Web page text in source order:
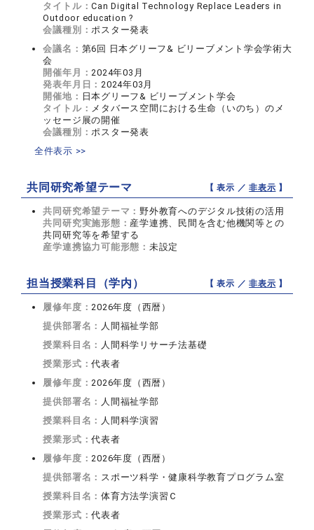
タイトル：Can Digital Technology Replace Leaders in
Outdoor education ?
会議種別：ポスター発表
会議名： 第6回 日本グリーフ& ビリーブメント学会学術大
会
開催年月：2024年03月
発表年月日：2024年03月
開催地： 日本グリーフ& ビリーブメント学会
タイトル： メタバース空間における生命（いのち）のメ
ッセージ展の開催
会議種別：ポスター発表
全件表示 >>
共同研究希望テーマ 【 表示 ／非表示 】
共同研究希望テーマ：野外教育へのデジタル技術の活用
共同研究実施形態： 産学連携、民間を含む他機関等との
共同研究等を希望する
産学連携協力可能形態： 未設定
担当授業科目（学内） 【 表示 ／非表示 】
履修年度：2026年度（西暦）
提供部署名： 人間福祉学部
授業科目名： 人間科学リサーチ法基礎
授業形式：代表者
履修年度：2026年度（西暦）
提供部署名： 人間福祉学部
授業科目名： 人間科学演習
授業形式：代表者
履修年度：2026年度（西暦）
提供部署名： スポーツ科学・健康科学教育プログラム室
授業科目名：体育方法学演習Ｃ
授業形式：代表者